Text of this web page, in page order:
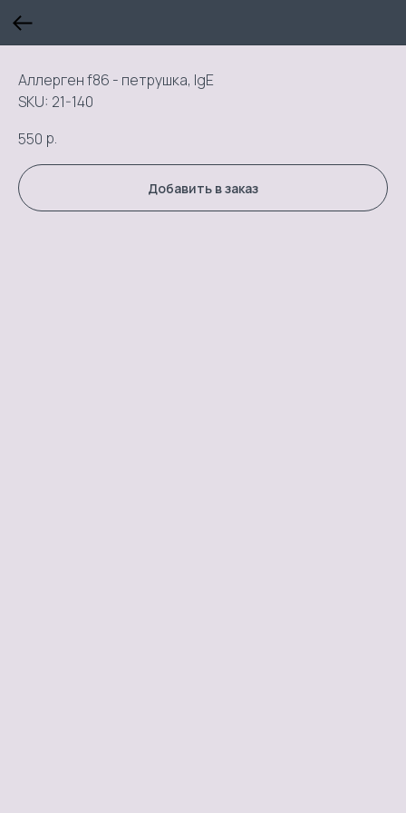
Аллерген f86 - петрушка, IgE
SKU: 21-140
550 р.
Добавить в заказ